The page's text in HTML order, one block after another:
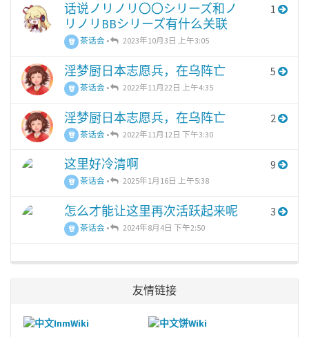
话说ノリノリ〇〇シリーズ和ノ
リノリBBシリーズ有什么关联
茶话会 • 2023年10月3日 上午3:05
1
淫梦厨日本志愿兵，在乌阵亡
茶话会 • 2022年11月22日 上午4:35
5
淫梦厨日本志愿兵，在乌阵亡
茶话会 • 2022年11月12日 下午3:30
2
这里好冷清啊
茶话会 • 2025年1月16日 上午5:38
9
怎么才能让这里再次活跃起来呢
茶话会 • 2024年8月4日 下午2:50
3
友情链接